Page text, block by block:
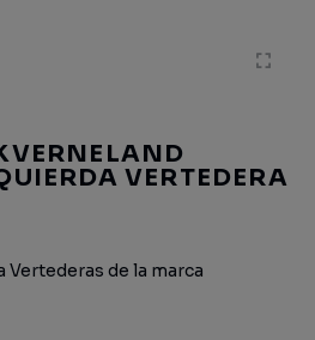
VERTEDERA
Vertederas de la marca